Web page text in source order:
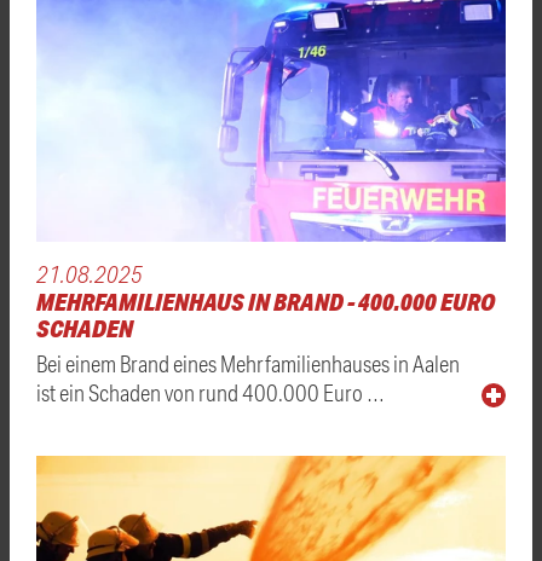
21.08.2025
MEHRFAMILIENHAUS IN BRAND - 400.000 EURO
SCHADEN
Bei einem Brand eines Mehrfamilienhauses in Aalen
ist ein Schaden von rund 400.000 Euro …